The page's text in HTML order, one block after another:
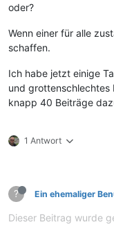
oder?
Wenn einer für alle
schaffen.
Ich habe jetzt einige
und grottenschlechtes
knapp 40 Beiträge
1 Antwort
? Ein ehemaliger
Dieser Beitrag wurde